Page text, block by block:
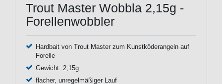
Trout Master Wobbla 2,15g -
Forellenwobbler
Hardbait von Trout Master zum Kunstköderangeln auf
Forelle
Gewicht: 2,15g
flacher, unregelmäßiger Lauf